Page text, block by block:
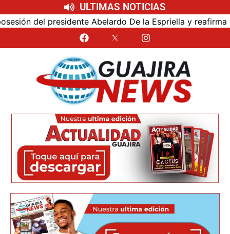
ULTIMAS NOTICIAS
del presidente Abelardo De la Espriella y reafirma su